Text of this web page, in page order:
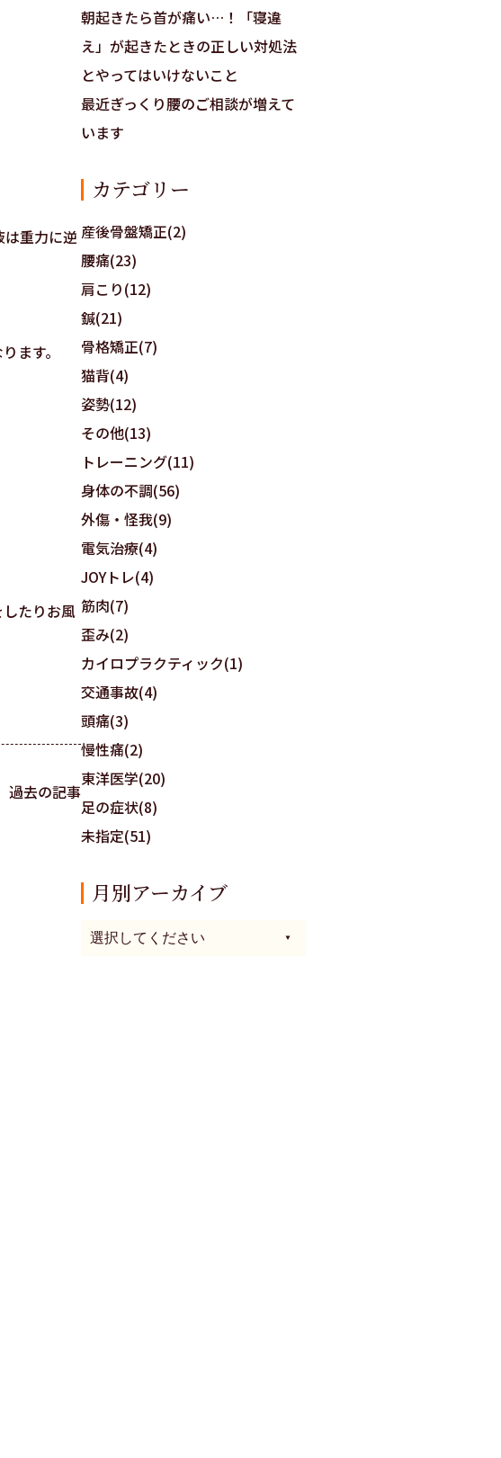
重力に逆
ます。
たりお風
過去の記事
朝起きたら首が痛い…！「寝違
え」が起きたときの正しい対処法
とやってはいけないこと
最近ぎっくり腰のご相談が増えて
います
カテゴリー
産後骨盤矯正(2)
腰痛(23)
肩こり(12)
鍼(21)
骨格矯正(7)
猫背(4)
姿勢(12)
その他(13)
トレーニング(11)
身体の不調(56)
外傷・怪我(9)
電気治療(4)
JOYトレ(4)
筋肉(7)
歪み(2)
カイロプラクティック(1)
交通事故(4)
頭痛(3)
慢性痛(2)
東洋医学(20)
足の症状(8)
未指定(51)
月別アーカイブ